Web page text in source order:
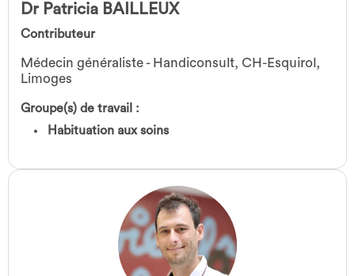
Dr Patricia BAILLEUX
Contributeur
Médecin généraliste - Handiconsult, CH-Esquirol,
Limoges
Groupe(s) de travail :
Habituation aux soins